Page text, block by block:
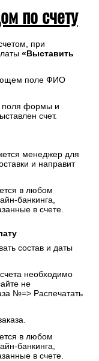
по счету
при
«Выставить
поле ФИО
поля формы и
счет.
менеджер для
и направит
в любом
банкинга,
в счете.
состав и даты
необходимо
не
№=> Распечатать
в любом
банкинга,
в счете.